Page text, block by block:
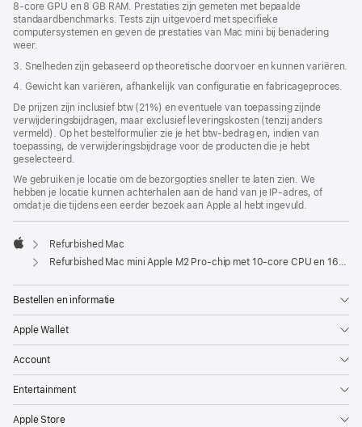
8‑core GPU en 8 GB RAM. Prestaties zijn gemeten met bepaalde
standaardbenchmarks. Tests zijn uitgevoerd met specifieke
computersystemen en geven de prestaties van Mac mini bij benadering
weer.
3. Snelheden zijn gebaseerd op theoretische doorvoer en kunnen variëren.
4. Gewicht kan variëren, afhankelijk van configuratie en fabricageproces.
De prijzen zijn inclusief btw (21%) en eventuele van toepassing zijnde
verwijderingsbijdragen, maar exclusief leveringskosten (tenzij anders
vermeld). Op het bestelformulier zie je het btw-bedrag en, indien van
toepassing, de verwijderingsbijdrage voor de producten die je hebt
geselecteerd.
We gebruiken je locatie om de bezorgopties sneller te laten zien. We
hebben je locatie kunnen achterhalen aan de hand van je IP-adres, of
omdat je die tijdens een eerder bezoek aan Apple al hebt ingevuld.
Apple
Refurbished Mac
Refurbished Mac mini Apple M2 Pro-chip met 10‑core CPU en 16‑core GPU, 10‑Gb Ethernet
Bestellen en informatie
Apple Wallet
Account
Entertainment
Apple Store